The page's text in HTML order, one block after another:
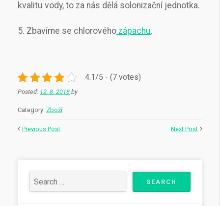
kvalitu vody, to za nás dělá solonizační jednotka.
5. Zbavíme se chlorového zápachu.
4.1/5 - (7 votes)
Posted: 12. 8. 2018 by
Category: Zboží
Previous Post Next Post